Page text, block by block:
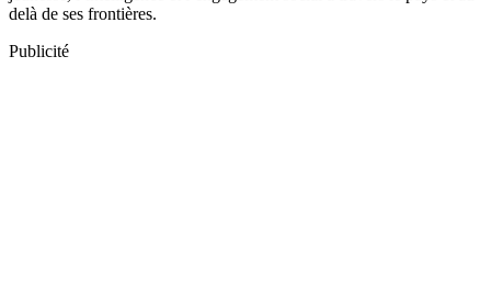
delà de ses frontières.
Publicité